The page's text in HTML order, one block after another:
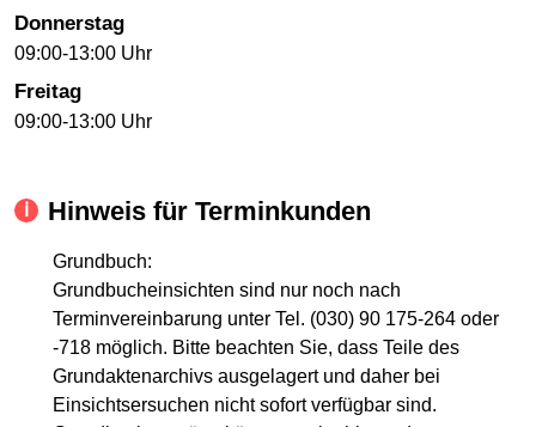
Donnerstag
09:00-13:00 Uhr
Freitag
09:00-13:00 Uhr
Hinweis für Terminkunden
Grundbuch:
Grundbucheinsichten sind nur noch nach
Terminvereinbarung unter Tel. (030) 90 175-264 oder
-718 möglich. Bitte beachten Sie, dass Teile des
Grundaktenarchivs ausgelagert und daher bei
Einsichtsersuchen nicht sofort verfügbar sind.